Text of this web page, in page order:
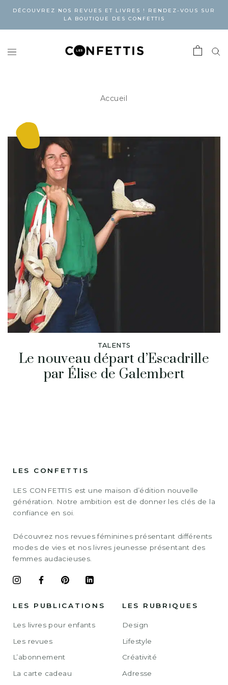
DÉCOUVREZ NOS REVUES ET LIVRES ! RENDEZ-VOUS SUR
LA BOUTIQUE DES CONFETTIS
Accueil
TALENTS
Le nouveau départ d’Escadrille
par Élise de Galembert
LES CONFETTIS
LES CONFETTIS est une maison d’édition nouvelle
génération. Notre ambition est de donner les clés de la
confiance en soi.
Découvrez nos revues féminines présentant différents
modes de vies et nos livres jeunesse présentant des
femmes audacieuses.
LES PUBLICATIONS
Les livres pour enfants
Les revues
L’abonnement
La carte cadeau
LES RUBRIQUES
Design
Lifestyle
Créativité
Adresse